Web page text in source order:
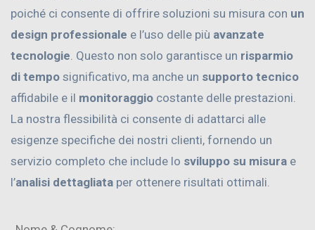
poiché ci consente di offrire soluzioni su misura con un
design professionale e l’uso delle più avanzate
tecnologie . Questo non solo garantisce un risparmio
di tempo significativo, ma anche un supporto tecnico
affidabile e il monitoraggio costante delle prestazioni.
La nostra flessibilità ci consente di adattarci alle
esigenze specifiche dei nostri clienti, fornendo un
servizio completo che include lo sviluppo su misura e
l’analisi dettagliata per ottenere risultati ottimali.